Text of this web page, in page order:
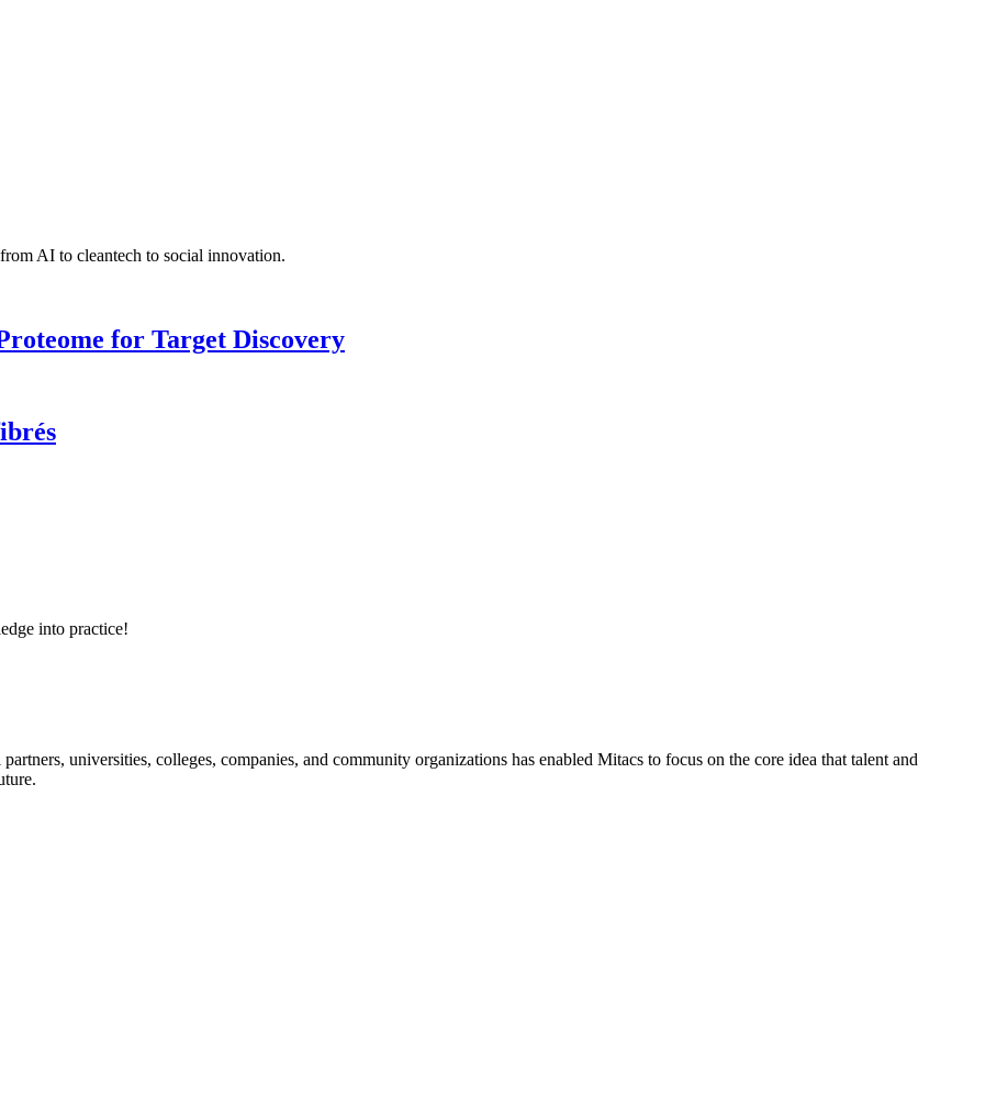
AI to cleantech to social innovation.
for Target Discovery
into practice!
universities, colleges, companies, and community organizations has enabled Mitacs to focus on the core idea that talent and